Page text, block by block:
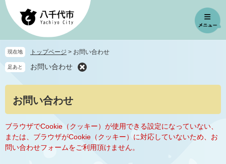
ペ
先
頭
メ
を
飛
文
現在地 トップページ > お問い合わせ
足あと お問い合わせ
お問い合わせ
ブラウザでCookie（クッキー）が使用できる設定になっていない、
または、ブラウザがCookie（クッキー）に対応していないため、お
問い合わせフォームをご利用頂けません。